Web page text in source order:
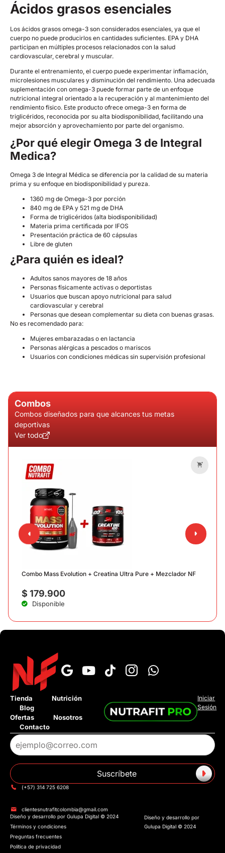
Ácidos grasos esenciales
Los ácidos grasos omega-3 son considerados esenciales, ya que el
cuerpo no puede producirlos en cantidades suficientes. EPA y DHA
participan en múltiples procesos relacionados con la salud
cardiovascular, cerebral y muscular.
Durante el entrenamiento, el cuerpo puede experimentar inflamación,
microlesiones musculares y disminución del rendimiento. Una adecuada
suplementación con omega-3 puede formar parte de un enfoque
nutricional integral orientado a la recuperación y al mantenimiento del
rendimiento físico. Este producto ofrece omega-3 en forma de
triglicéridos, reconocida por su alta biodisponibilidad, facilitando una
mejor absorción y aprovechamiento por parte del organismo.
¿Por qué elegir Omega 3 de Integral
Medica?
Omega 3 de Integral Médica se diferencia por la calidad de su materia
prima y su enfoque en biodisponibilidad y pureza.
1360 mg de Omega-3 por porción
840 mg de EPA y 521 mg de DHA
Forma de triglicéridos (alta biodisponibilidad)
Materia prima certificada por IFOS
Presentación práctica de 60 cápsulas
Libre de gluten
¿Para quién es ideal?
Adultos sanos mayores de 18 años
Personas físicamente activas o deportistas
Usuarios que buscan apoyo nutricional para salud
cardiovascular y cerebral
Personas que desean complementar su dieta con buenas grasas.
No es recomendado para:
Mujeres embarazadas o en lactancia
Personas alérgicas a pescados o mariscos
Usuarios con condiciones médicas sin supervisión profesional
Combos
Combos diseñados para que alcances tus metas
deportivas
Ver todo
Combo Mass Evolution + Creatina Ultra Pure + Mezclador NF
$ 179.900
Disponible
¿Cuál es el tiempo de entrega?
¿Tienen pago contra entrega?
¿Tienen tienda fisica?
¿Cuánto cuesta el envió?
Tienda
Nutrición
Blog
Ofertas
Nosotros
Contacto
Iniciar
Sesión
Suscríbete
(+57) 314 725 6208
clientesnutrafitcolombia@gmail.com
Diseño y desarrollo por Gulupa Digital © 2024
Términos y condiciones
Preguntas frecuentes
Política de privacidad
Diseño y desarrollo por
Gulupa Digital © 2024